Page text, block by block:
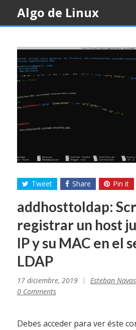
content
Algo de Linux
Tweet Share Pin it
addhosttoldap:
registrar un host
IP y su MAC en el
LDAP
17 diciembre, 2019 Esteban Navas
0 Comments
Debes acceder para ver éste